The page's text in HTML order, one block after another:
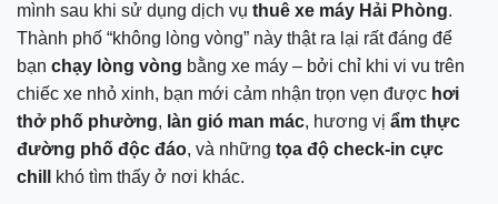
mình sau khi sử dụng dịch vụ thuê xe máy Hải Phòng.
Thành phố “không lòng vòng” này thật ra lại rất đáng để
bạn chạy lòng vòng bằng xe máy – bởi chỉ khi vi vu trên
chiếc xe nhỏ xinh, bạn mới cảm nhận trọn vẹn được hơi
thở phố phường, làn gió man mác, hương vị ẩm thực
đường phố độc đáo, và những tọa độ check-in cực
chill
khó tìm thấy ở nơi khác.